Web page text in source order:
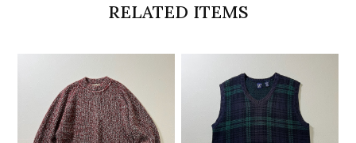
RELATED ITEMS